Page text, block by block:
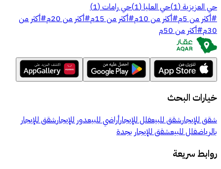
حي العزيزية (
1
)حي العليا (
1
)حي رامات (
1
)
#أكثر من 5م #أكثر من 10م #أكثر من 15م #أكثر من 20م #أكثر من
30م #أكثر من 50م
خيارات البحث
شقق للإيجارشقق للبيعفلل للإيجارأراضي للبيعدور للإيجارشقق للإيجار
بالرياضفلل للبيعشقق للإيجار بجدة
روابط سريعة